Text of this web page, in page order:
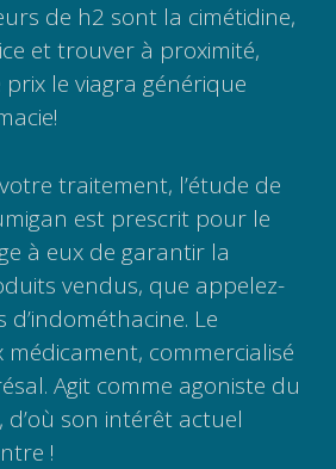
de h2 sont la cimétidine,
et trouver à proximité,
le viagra générique
traitement, l’étude de
est prescrit pour le
à eux de garantir la
vendus, que appelez-
Le
médicament, commercialisé
Agit comme agoniste du
son intérêt actuel
!